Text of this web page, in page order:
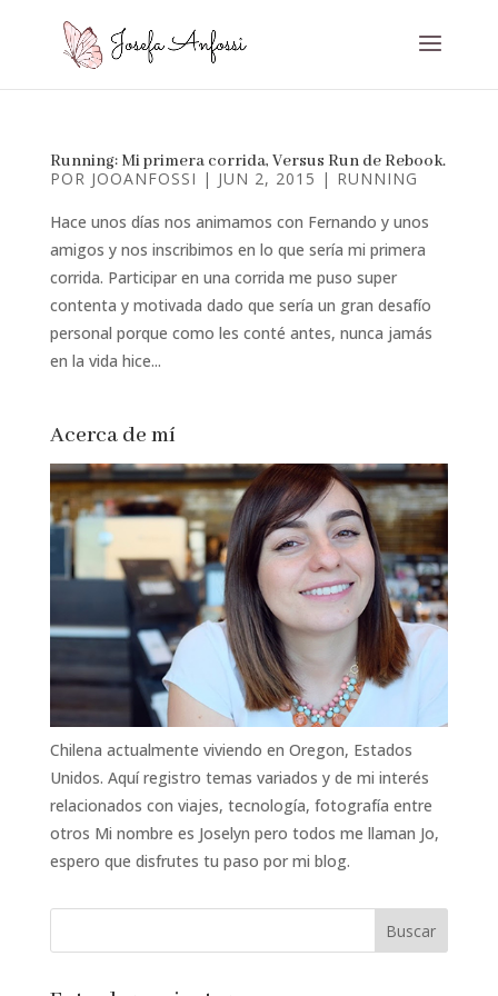
Running: Mi primera corrida, Versus Run de Rebook.
POR JOOANFOSSI | JUN 2, 2015 | RUNNING
Hace unos días nos animamos con Fernando y unos
amigos y nos inscribimos en lo que sería mi primera
corrida. Participar en una corrida me puso super
contenta y motivada dado que sería un gran desafío
personal porque como les conté antes, nunca jamás
en la vida hice...
Acerca de mí
Chilena actualmente viviendo en Oregon, Estados
Unidos. Aquí registro temas variados y de mi interés
relacionados con viajes, tecnología, fotografía entre
otros Mi nombre es Joselyn pero todos me llaman Jo,
espero que disfrutes tu paso por mi blog.